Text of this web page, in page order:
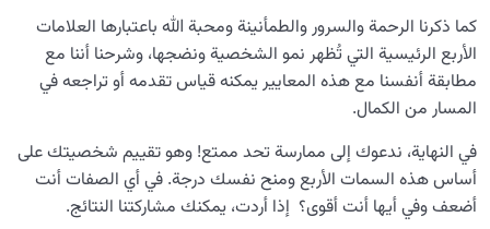
كما ذكرنا الرحمة والسرور والطمأنينة ومحبة الله باعتبارها العلامات
الأربع الرئيسية التي تُظهر نمو الشخصية ونضجها، وشرحنا أننا مع
مطابقة أنفسنا مع هذه المعايير يمكنه قياس تقدمه أو تراجعه في
المسار من الكمال.
في النهاية، ندعوك إلى ممارسة تحد ممتع! وهو تقييم شخصيتك على
أساس هذه السمات الأربع ومنح نفسك درجة. في أي الصفات أنت
أضعف وفي أيها أنت أقوى؟ إذا أردت، يمكنك مشاركتنا النتائج.